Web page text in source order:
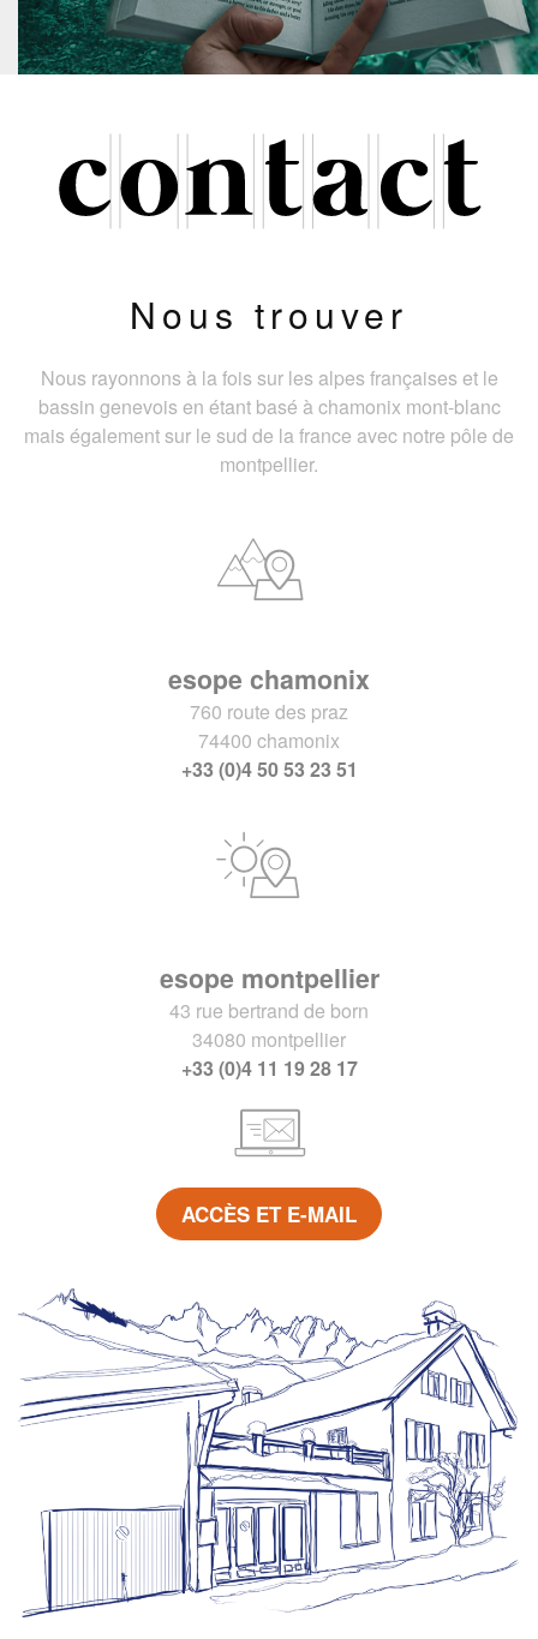
Nous trouver
Nous rayonnons à la fois sur les alpes françaises et le
bassin genevois en étant basé à chamonix mont-blanc
mais également sur le sud de la france avec notre pôle de
montpellier.
esope chamonix
760 route des praz
74400 chamonix
+33 (0)4 50 53 23 51
esope montpellier
43 rue bertrand de born
34080 montpellier
+33 (0)4 11 19 28 17
ACCÈS ET E-MAIL